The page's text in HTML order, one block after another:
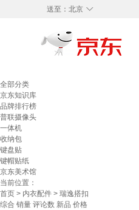
◇
送至： 北京
全部分类
京东知识库
品牌排行榜
普联摄像头
一体机
收纳包
键盘贴
键帽贴纸
京东美术馆
当前位置：
首页 > 内衣配件 > 瑞逸搭扣
综合 销量 评论数 新品 价格